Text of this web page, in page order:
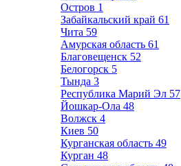
Остров 1
Забайкальский край 61
Чита 59
Амурская область 61
Благовещенск 52
Белогорск 5
Тында 3
Республика Марий Эл 57
Йошкар-Ола 48
Волжск 4
Киев 50
Курганская область 49
Курган 48